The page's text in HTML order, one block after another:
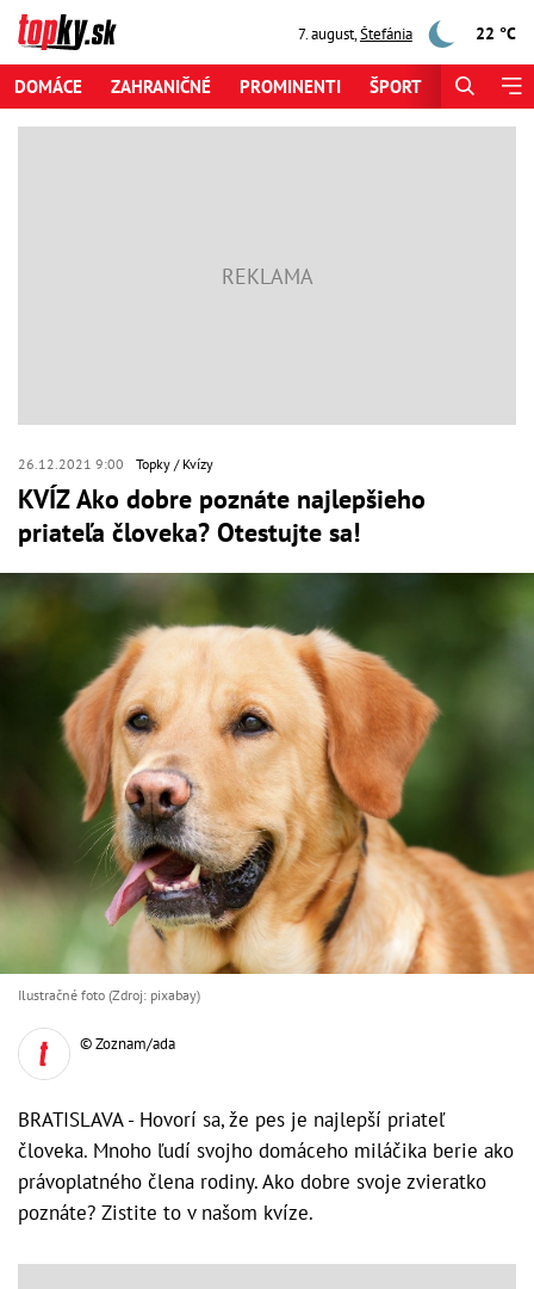
7. august,Štefánia 22 °C
DOMÁCE ZAHRANIČNÉ PROMINENTI ŠPORT
26.12.2021 9:00 Topky Kvízy
KVÍZ Ako dobre poznáte najlepšieho
priateľa človeka? Otestujte sa!
Ilustračné foto (Zdroj: pixabay)
© Zoznam/ada
BRATISLAVA - Hovorí sa, že pes je najlepší priateľ
človeka. Mnoho ľudí svojho domáceho miláčika berie ako
právoplatného člena rodiny. Ako dobre svoje zvieratko
poznáte? Zistite to v našom kvíze.